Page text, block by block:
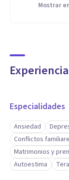
Mostrar
Experiencia
Especialidades
Ansiedad
Conflictos
Matrimonios y
Autoestima